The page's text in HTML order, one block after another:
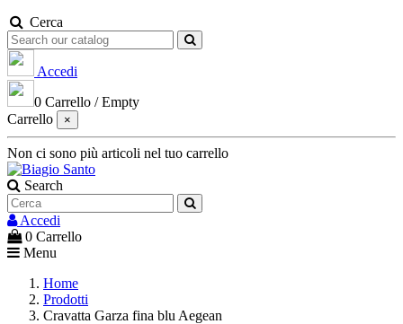
Cerca
Accedi
0 Carrello /Empty
Carrello
×
Non ci sono più articoli nel tuo carrello
Search
Accedi
0 Carrello
Menu
Home
Prodotti
Cravatta Garza fina blu Aegean